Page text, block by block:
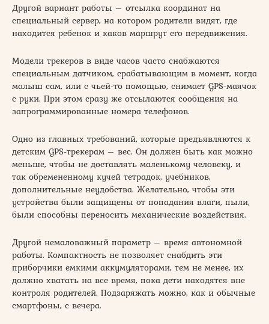
Другой вариант работы – отсылка координат на
специальный сервер, на котором родители видят, где
находится ребенок и каков маршрут его передвижения.
Модели трекеров в виде часов часто снабжаются
специальным датчиком, срабатывающим в момент, когда
малыш сам, или с чьей-то помощью, снимает GPS-маячок
с руки. При этом сразу же отсылаются сообщения на
запрограммированные номера телефонов.
Одно из главных требований, которые предъявляются к
детским GPS-трекерам – вес. Он должен быть как можно
меньше, чтобы не доставлять маленькому человеку, и
так обремененному кучей тетрадок, учебников,
дополнительные неудобства. Желательно, чтобы эти
устройства были защищены от попадания влаги, пыли,
были способны переносить механические воздействия.
Другой немаловажный параметр – время автономной
работы. Компактность не позволяет снабдить эти
приборчики емкими аккумуляторами, тем не менее, их
должно хватать на все время, пока дети находятся вне
контроля родителей. Подзаряжать можно, как и обычные
смартфоны, с вечера.